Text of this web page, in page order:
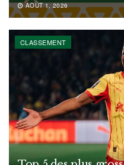
AOÛT 1, 2026
CLASSEMENT